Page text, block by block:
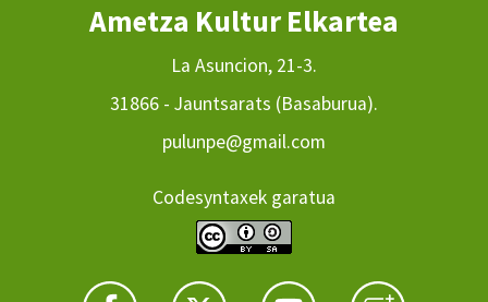
Ametza Kultur Elkartea
La Asuncion, 21-3.
31866 - Jauntsarats (Basaburua).
pulunpe@gmail.com
Codesyntaxek garatua